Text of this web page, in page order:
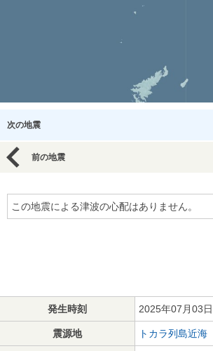
次の地震
前の地震
この地震による津波の心配はありません。
発生時刻 2025年07月03
震源地 トカラ列島近海